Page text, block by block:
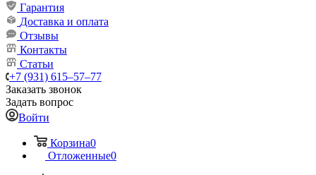
Гарантия
Доставка и оплата
Отзывы
Контакты
Статьи
+7 (931) 615‒57‒77
Заказать звонок
Задать вопрос
Войти
Корзина0
Отложенные0